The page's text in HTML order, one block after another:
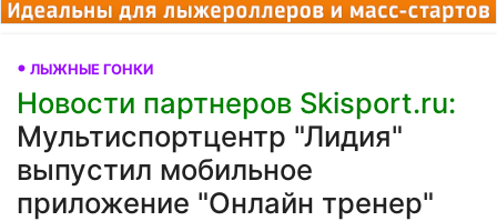
ЛЫЖНЫЕ ГОНКИ
Новости партнеров Skisport.ru:
Мультиспортцентр "Лидия"
выпустил мобильное
приложение "Онлайн тренер"